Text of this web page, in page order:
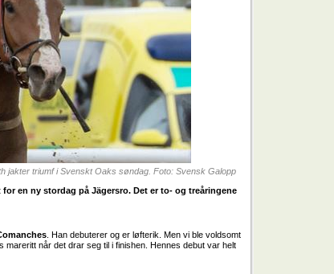
jakter triumf i Svenskt Oaks søndag. Foto: Svensk Galopp
en ny stordag på Jägersro. Det er to- og treåringene
. Han debuterer og er løfterik. Men vi ble voldsomt
mareritt når det drar seg til i finishen. Hennes debut var helt